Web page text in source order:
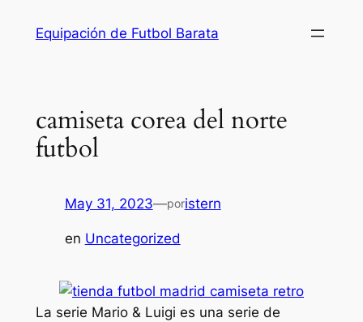
Equipación de Futbol Barata
camiseta corea del norte
futbol
May 31, 2023—poristern
en Uncategorized
La serie Mario & Luigi es una serie de